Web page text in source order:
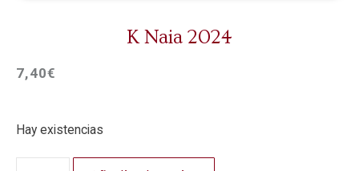
K Naia 2024
7,40€
Hay existencias